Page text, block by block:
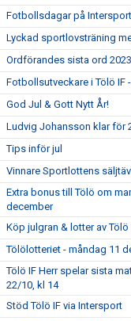
Fotbollsdagar på
Lyckad sportlovsträning
Ordförandes sista ord 2023
Fotbollsutveckare i Tölö IF
God Jul & Gott Nytt År!
Ludvig Johansson klar för
Tips inför jul
Vinnare Sportlottens
Extra bonus till Tölö om
december
Köp julgran & lotter av Tölö
Tölölotteriet - måndag 11
Tölö IF Herr spelar sista
22/10, kl 14
Stöd Tölö IF via Intersport